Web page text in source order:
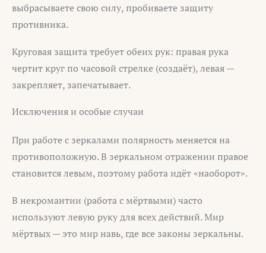
выбрасываете свою силу, пробиваете защиту
противника.
Круговая защита требует обеих рук: правая рука
чертит круг по часовой стрелке (создаёт), левая —
закрепляет, запечатывает.
Исключения и особые случаи
При работе с зеркалами полярность меняется на
противоположную. В зеркальном отражении правое
становится левым, поэтому работа идёт «наоборот».
В некромантии (работа с мёртвыми) часто
используют левую руку для всех действий. Мир
мёртвых — это мир навь, где все законы зеркальны.